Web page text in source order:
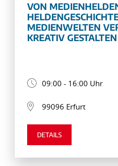
VON
MEDIENWELTEN
KREATIV GESTALTEN
09:00 - 16:00 Uhr
99096 Erfurt
DETAILS